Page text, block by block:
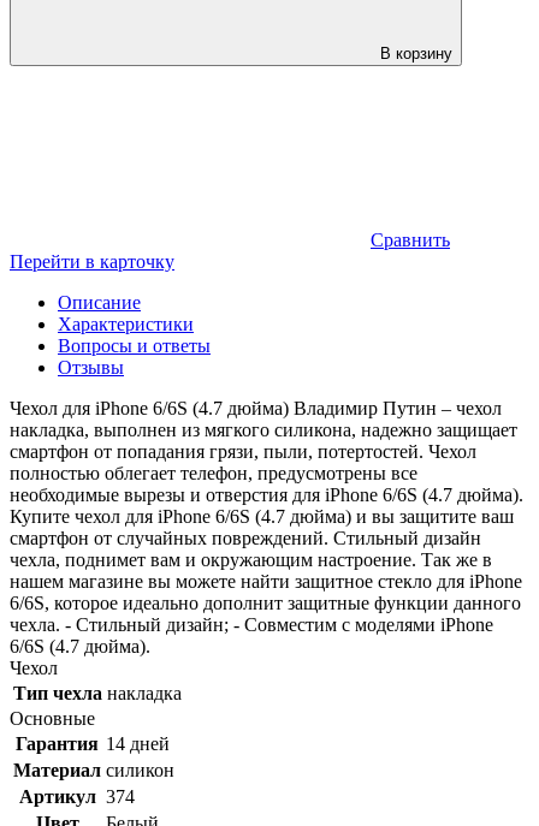
В корзину
Сравнить
Перейти в карточку
Описание
Характеристики
Вопросы и ответы
Отзывы
Чехол для iPhone 6/6S (4.7 дюйма) Владимир Путин – чехол
накладка, выполнен из мягкого силикона, надежно защищает
смартфон от попадания грязи, пыли, потертостей. Чехол
полностью облегает телефон, предусмотрены все
необходимые вырезы и отверстия для iPhone 6/6S (4.7 дюйма).
Купите чехол для iPhone 6/6S (4.7 дюйма) и вы защитите ваш
смартфон от случайных повреждений. Стильный дизайн
чехла, поднимет вам и окружающим настроение. Так же в
нашем магазине вы можете найти защитное стекло для iPhone
6/6S, которое идеально дополнит защитные функции данного
чехла. - Стильный дизайн; - Совместим с моделями iPhone
6/6S (4.7 дюйма).
Чехол
Тип чехла накладка
Основные
Гарантия 14 дней
Материал силикон
Артикул 374